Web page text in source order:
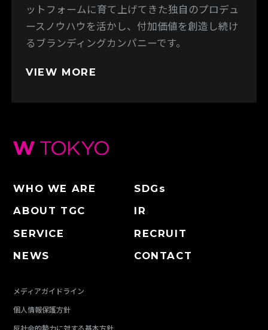
ットフォームに育て上げてきた独自のプロデュ
ースノウハウを活かし、付加価値を創造し続け
るブランディングカンパニーです。
VIEW MORE
WHO WE ARE
ABOUT TGC
SERVICE
NEWS
SDGs
IR
RECRUIT
CONTACT
メディアガイドライン
個人情報保護方針
反社会的勢力に対する基本方針